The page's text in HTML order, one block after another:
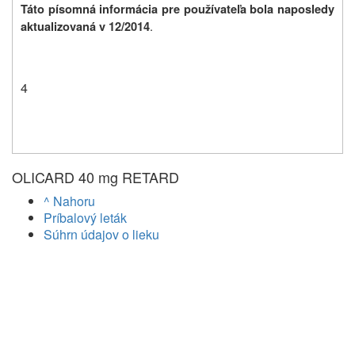
Táto písomná informácia pre používateľa bola naposledy
aktualizovaná v 12/2014.
4
OLICARD 40 mg RETARD
^ Nahoru
Príbalový leták
Súhrn údajov o lieku